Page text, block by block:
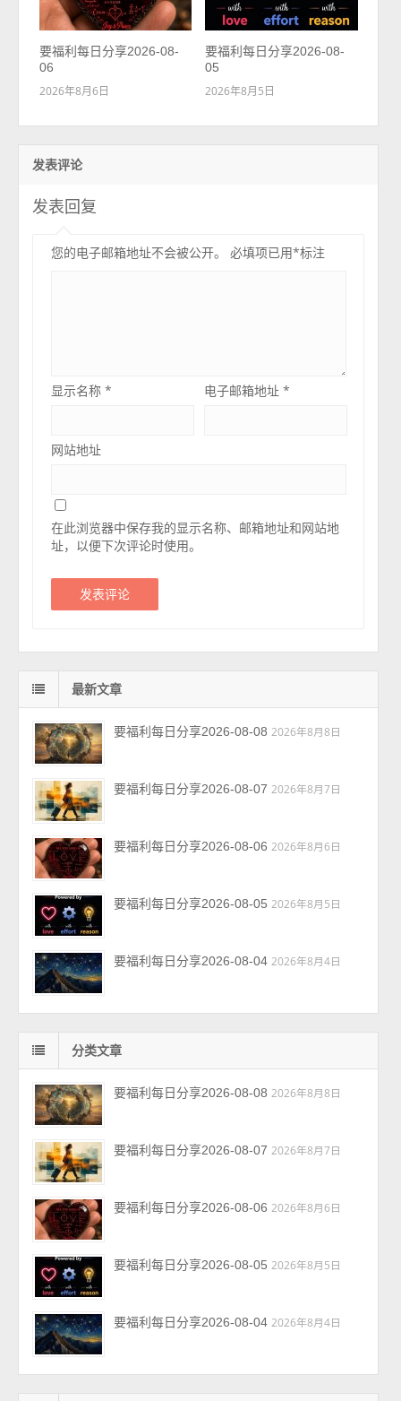
要福利每日分享2026-08-
06
2026年8月6日
要福利每日分享2026-08-
05
2026年8月5日
发表评论
发表回复
您的电子邮箱地址不会被公开。 必填项已用*标注
显示名称* 电子邮箱地址*
网站地址
在此浏览器中保存我的显示名称、邮箱地址和网站地
址，以便下次评论时使用。
最新文章
要福利每日分享2026-08-08 2026年8月8日
要福利每日分享2026-08-07 2026年8月7日
要福利每日分享2026-08-06 2026年8月6日
要福利每日分享2026-08-05 2026年8月5日
要福利每日分享2026-08-04 2026年8月4日
分类文章
要福利每日分享2026-08-08 2026年8月8日
要福利每日分享2026-08-07 2026年8月7日
要福利每日分享2026-08-06 2026年8月6日
要福利每日分享2026-08-05 2026年8月5日
要福利每日分享2026-08-04 2026年8月4日